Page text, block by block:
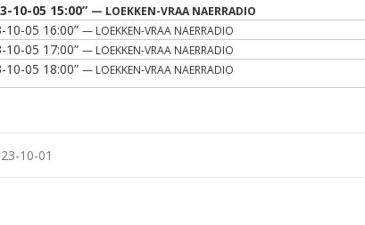
10-05 15:00” — LOEKKEN-VRAA NAERRADIO
10-05 16:00” — LOEKKEN-VRAA NAERRADIO
10-05 17:00” — LOEKKEN-VRAA NAERRADIO
10-05 18:00” — LOEKKEN-VRAA NAERRADIO
10-01